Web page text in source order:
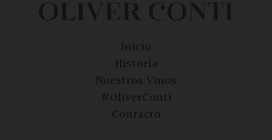
Inicio
Historia
Nuestros Vinos
#OliverConti
Contacto